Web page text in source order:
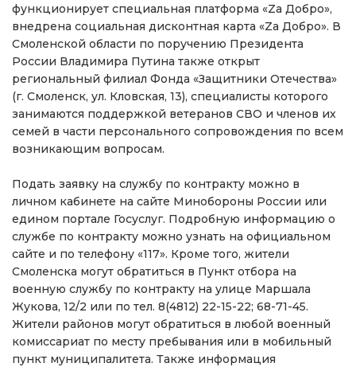
функционирует специальная платформа «Za Добро»,
внедрена социальная дисконтная карта «Zа Добро». В
Смоленской области по поручению Президента
России Владимира Путина также открыт
региональный филиал Фонда «Защитники Отечества»
(г. Смоленск, ул. Кловская, 13), специалисты которого
занимаются поддержкой ветеранов СВО и членов их
семей в части персонального сопровождения по всем
возникающим вопросам.
Подать заявку на службу по контракту можно в
личном кабинете на сайте Минобороны России или
едином портале Госуслуг. Подробную информацию о
службе по контракту можно узнать на официальном
сайте и по телефону «117». Кроме того, жители
Смоленска могут обратиться в Пункт отбора на
военную службу по контракту на улице Маршала
Жукова, 12/2 или по тел. 8(4812) 22-15-22; 68-71-45.
Жители районов могут обратиться в любой военный
комиссариат по месту пребывания или в мобильный
пункт муниципалитета. Также информация